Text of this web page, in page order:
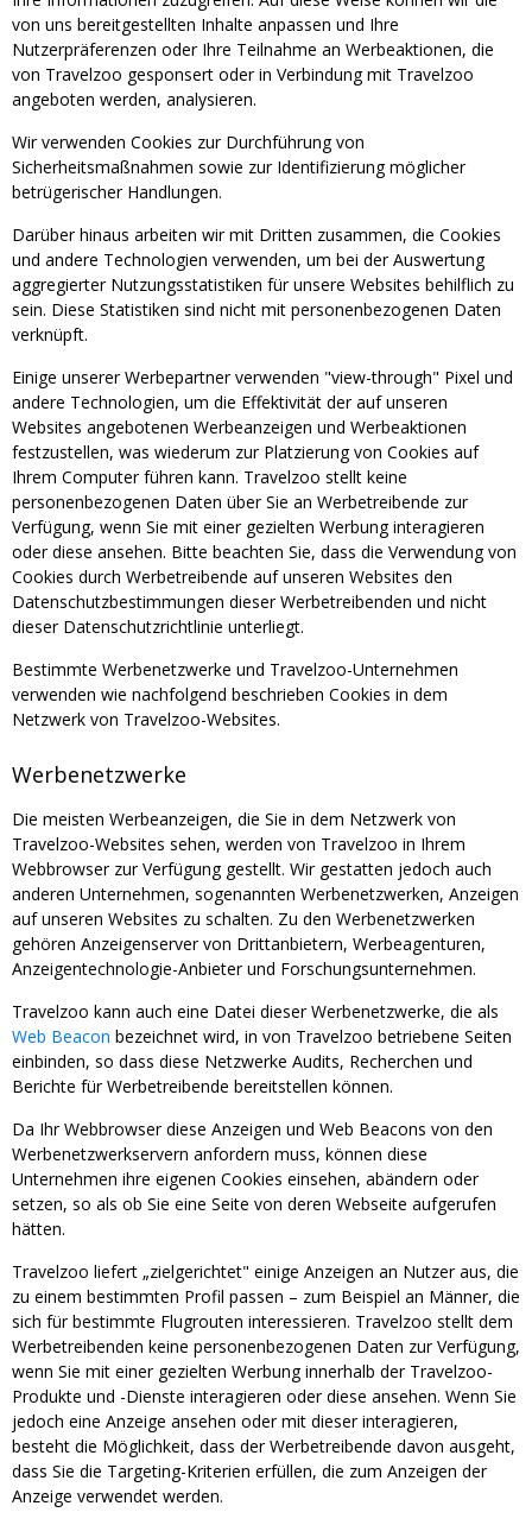
von uns bereitgestellten Inhalte anpassen und Ihre
Nutzerpräferenzen oder Ihre Teilnahme an Werbeaktionen, die
von Travelzoo gesponsert oder in Verbindung mit Travelzoo
angeboten werden, analysieren.
Wir verwenden Cookies zur Durchführung von
Sicherheitsmaßnahmen sowie zur Identifizierung möglicher
betrügerischer Handlungen.
Darüber hinaus arbeiten wir mit Dritten zusammen, die Cookies
und andere Technologien verwenden, um bei der Auswertung
aggregierter Nutzungsstatistiken für unsere Websites behilflich zu
sein. Diese Statistiken sind nicht mit personenbezogenen Daten
verknüpft.
Einige unserer Werbepartner verwenden "view-through" Pixel und
andere Technologien, um die Effektivität der auf unseren
Websites angebotenen Werbeanzeigen und Werbeaktionen
festzustellen, was wiederum zur Platzierung von Cookies auf
Ihrem Computer führen kann. Travelzoo stellt keine
personenbezogenen Daten über Sie an Werbetreibende zur
Verfügung, wenn Sie mit einer gezielten Werbung interagieren
oder diese ansehen. Bitte beachten Sie, dass die Verwendung von
Cookies durch Werbetreibende auf unseren Websites den
Datenschutzbestimmungen dieser Werbetreibenden und nicht
dieser Datenschutzrichtlinie unterliegt.
Bestimmte Werbenetzwerke und Travelzoo-Unternehmen
verwenden wie nachfolgend beschrieben Cookies in dem
Netzwerk von Travelzoo-Websites.
Werbenetzwerke
Die meisten Werbeanzeigen, die Sie in dem Netzwerk von
Travelzoo-Websites sehen, werden von Travelzoo in Ihrem
Webbrowser zur Verfügung gestellt. Wir gestatten jedoch auch
anderen Unternehmen, sogenannten Werbenetzwerken, Anzeigen
auf unseren Websites zu schalten. Zu den Werbenetzwerken
gehören Anzeigenserver von Drittanbietern, Werbeagenturen,
Anzeigentechnologie-Anbieter und Forschungsunternehmen.
Travelzoo kann auch eine Datei dieser Werbenetzwerke, die als
Web Beacon bezeichnet wird, in von Travelzoo betriebene Seiten
einbinden, so dass diese Netzwerke Audits, Recherchen und
Berichte für Werbetreibende bereitstellen können.
Da Ihr Webbrowser diese Anzeigen und Web Beacons von den
Werbenetzwerkservern anfordern muss, können diese
Unternehmen ihre eigenen Cookies einsehen, abändern oder
setzen, so als ob Sie eine Seite von deren Webseite aufgerufen
hätten.
Travelzoo liefert „zielgerichtet" einige Anzeigen an Nutzer aus, die
zu einem bestimmten Profil passen – zum Beispiel an Männer, die
sich für bestimmte Flugrouten interessieren. Travelzoo stellt dem
Werbetreibenden keine personenbezogenen Daten zur Verfügung,
wenn Sie mit einer gezielten Werbung innerhalb der Travelzoo-
Produkte und -Dienste interagieren oder diese ansehen. Wenn Sie
jedoch eine Anzeige ansehen oder mit dieser interagieren,
besteht die Möglichkeit, dass der Werbetreibende davon ausgeht,
dass Sie die Targeting-Kriterien erfüllen, die zum Anzeigen der
Anzeige verwendet werden.